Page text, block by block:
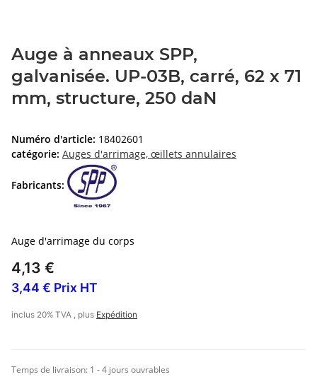
Auge à anneaux SPP,
galvanisée. UP-03B, carré, 62 x 71
mm, structure, 250 daN
Numéro d'article: 18402601
catégorie: Auges d'arrimage, œillets annulaires
Fabricants:
Auge d'arrimage du corps
4,13 €
3,44 € Prix HT
inclus 20% TVA , plus Expédition
Temps de livraison: 1 - 4 jours ouvrables